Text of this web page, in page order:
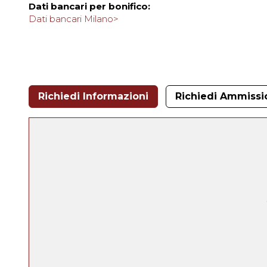
Dati bancari per bonifico:
Dati bancari Milano>
Richiedi Informazioni Richiedi